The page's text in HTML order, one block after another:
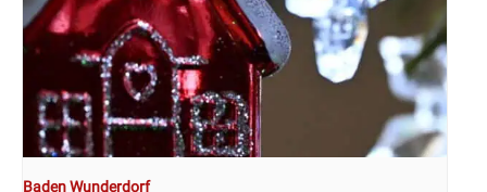
Baden Wunderdorf